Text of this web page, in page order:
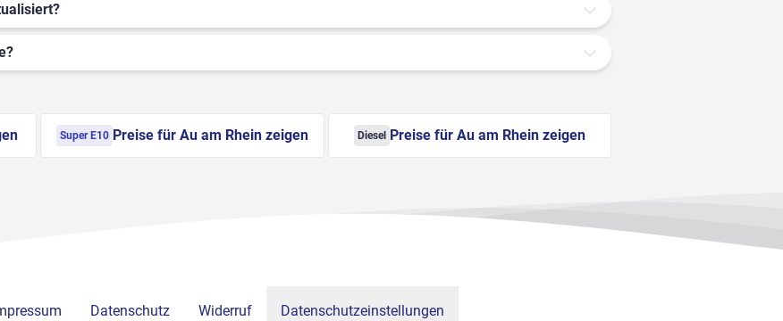
Super E10 Preise für Au am Rhein zeigen Diesel Preise für Au am Rhein zeigen
Datenschutz Widerruf Datenschutzeinstellungen